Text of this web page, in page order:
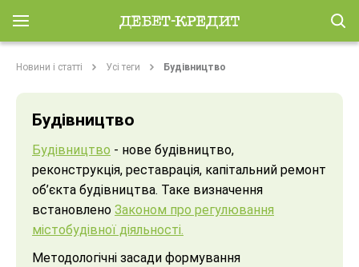
Новини і статті Усі теги Будівництво
Будівництво
Будівництво - нове будівництво,
реконструкція, реставрація, капітальний ремонт
об’єкта будівництва. Таке визначення
встановлено Законом про регулювання
містобудівної діяльності.
Методологічні засади формування